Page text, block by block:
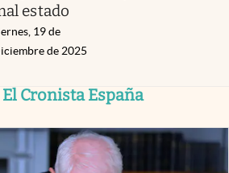
estado
19 de
de 2025
Cronista España